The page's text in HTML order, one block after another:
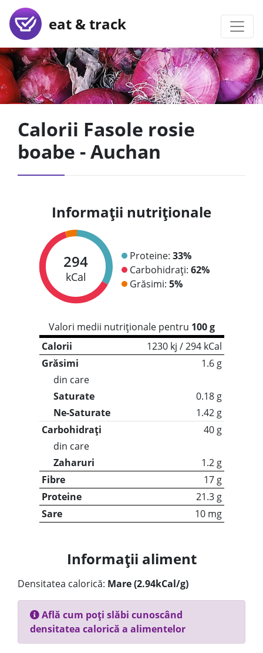
eat & track
Calorii Fasole rosie
boabe - Auchan
Informații nutriționale
294
kCal
Proteine: 33%
Carbohidrați: 62%
Grăsimi: 5%
Valori medii nutriționale pentru 100 g
Calorii
1230 kj / 294 kCal
Grăsimi
1.6 g
din care
Saturate
0.18 g
Ne-Saturate
1.42 g
Carbohidrați
40 g
din care
Zaharuri
1.2 g
Fibre
17 g
Proteine
21.3 g
Sare
10 mg
Informații aliment
Densitatea calorică: Mare (2.94kCal/g)
Află cum poți slăbi cunoscând
densitatea calorică a alimentelor